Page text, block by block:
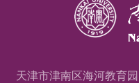
天津市津南区海河教育